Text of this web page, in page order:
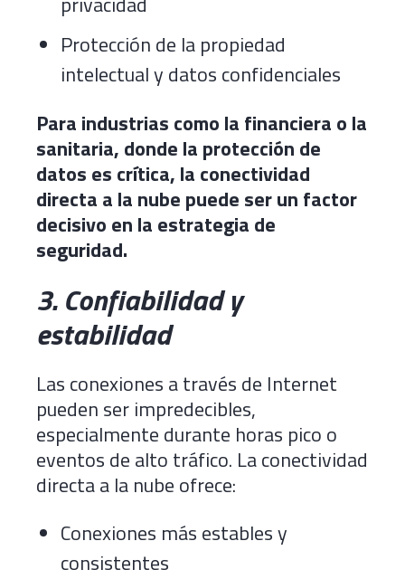
Protección de la propiedad
intelectual y datos confidenciales
Para industrias como la financiera o la
sanitaria, donde la protección de
datos es crítica, la conectividad
directa a la nube puede ser un factor
decisivo en la estrategia de
seguridad.
3. Confiabilidad y
estabilidad
Las conexiones a través de Internet
pueden ser impredecibles,
especialmente durante horas pico o
eventos de alto tráfico. La conectividad
directa a la nube ofrece:
Conexiones más estables y
consistentes